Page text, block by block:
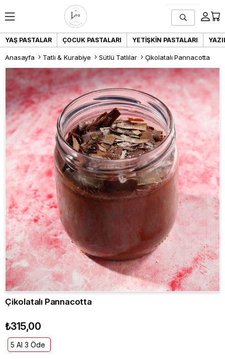
YAŞ PASTALAR ÇOCUK PASTALARI YETIŞKIN PASTALARI
Anasayfa Tatlı & Kurabiye Sütlü Tatlılar Çikolatalı Pannacotta
Çikolatalı Pannacotta
₺315,00
5 Al 3 Öde